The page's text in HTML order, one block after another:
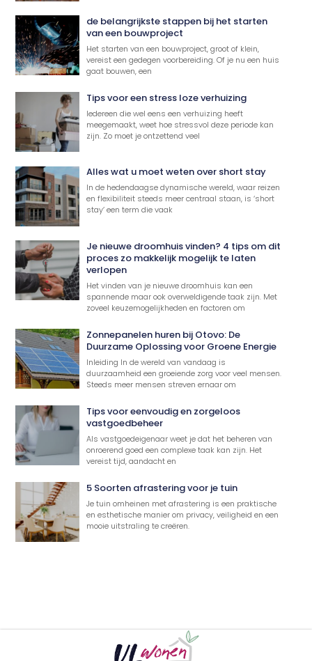
de belangrijkste stappen bij het starten
van een bouwproject
Het starten van een bouwproject, groot of klein,
vereist een gedegen voorbereiding. Of je nu een huis
gaat bouwen, een
Tips voor een stress loze verhuizing
Iedereen die wel eens een verhuizing heeft
meegemaakt, weet hoe stressvol deze periode kan
zijn. Zo moet je ontzettend veel
Alles wat u moet weten over short stay
In de hedendaagse dynamische wereld, waar reizen
en flexibiliteit steeds meer centraal staan, is ‘short
stay’ een term die vaak
Je nieuwe droomhuis vinden? 4 tips om dit
proces zo makkelijk mogelijk te laten
verlopen
Het vinden van je nieuwe droomhuis kan een
spannende maar ook overweldigende taak zijn. Met
zoveel keuzemogelijkheden en factoren om
Zonnepanelen huren bij Otovo: De
Duurzame Oplossing voor Groene Energie
Inleiding In de wereld van vandaag is
duurzaamheid een groeiende zorg voor veel mensen.
Steeds meer mensen streven ernaar om
Tips voor eenvoudig en zorgeloos
vastgoedbeheer
Als vastgoedeigenaar weet je dat het beheren van
onroerend goed een complexe taak kan zijn. Het
vereist tijd, aandacht en
5 Soorten afrastering voor je tuin
Je tuin omheinen met afrastering is een praktische
en esthetische manier om privacy, veiligheid en een
mooie uitstraling te creëren.